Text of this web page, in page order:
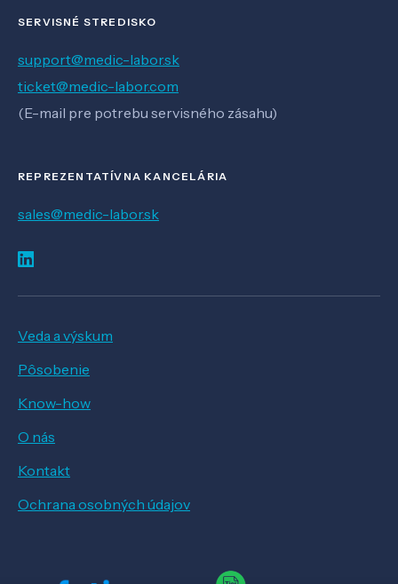
SERVISNÉ STREDISKO
support@medic-labor.sk
ticket@medic-labor.com
(E-mail pre potrebu servisného zásahu)
REPREZENTATÍVNA KANCELÁRIA
sales@medic-labor.sk
Veda a výskum
Pôsobenie
Know-how
O nás
Kontakt
Ochrana osobných údajov